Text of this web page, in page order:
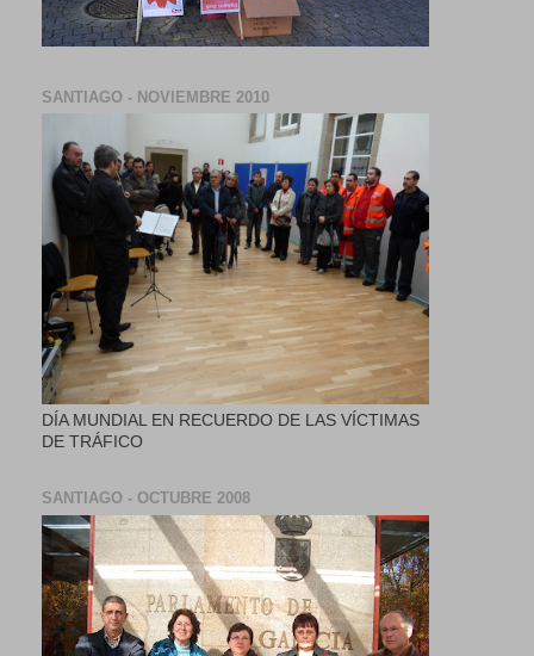
SANTIAGO - NOVIEMBRE 2010
DÍA MUNDIAL EN RECUERDO DE LAS VÍCTIMAS
DE TRÁFICO
SANTIAGO - OCTUBRE 2008